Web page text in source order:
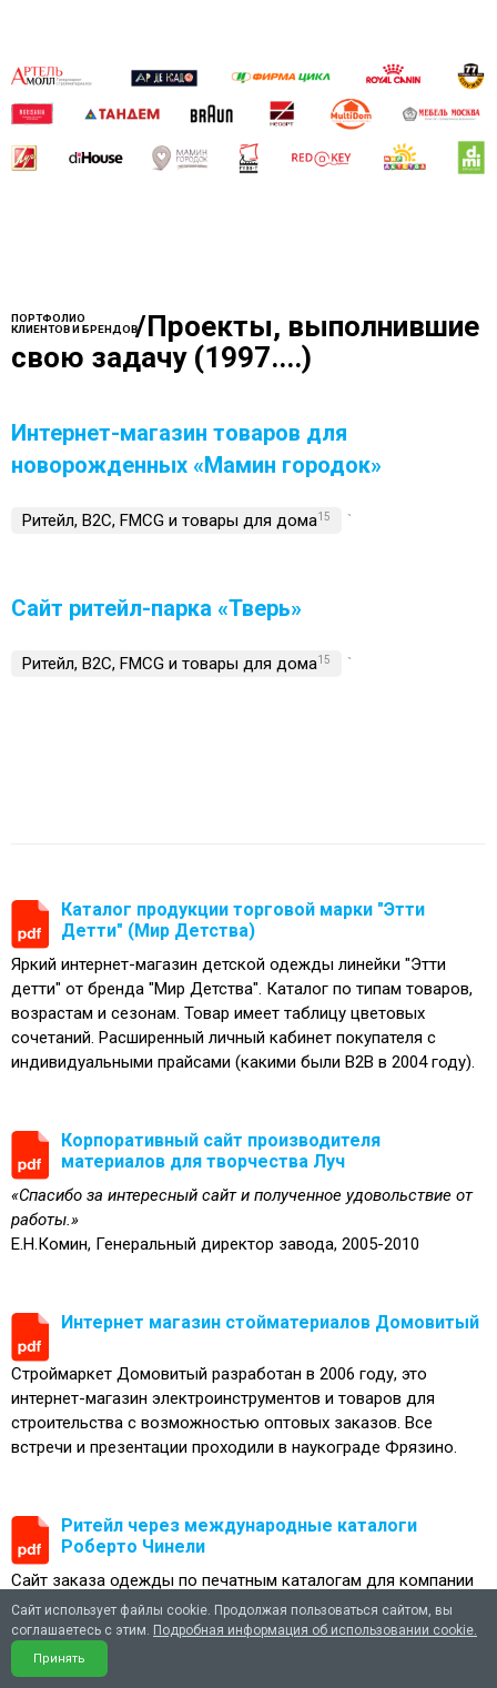
ПОРТФОЛИО
КЛИЕНТОВ И БРЕНДОВ/Проекты, выполнившие
свою задачу (1997....)
Интернет-магазин товаров для
новорожденных «Мамин городок»
Ритейл, B2C, FMCG и товары для дома15 `
Сайт ритейл-парка «Тверь»
Ритейл, B2C, FMCG и товары для дома15 `
Каталог продукции торговой марки "Этти
Детти" (Мир Детства)
Яркий интернет-магазин детской одежды линейки "Этти
детти" от бренда "Мир Детства". Каталог по типам товаров,
возрастам и сезонам. Товар имеет таблицу цветовых
сочетаний. Расширенный личный кабинет покупателя с
индивидуальными прайсами (какими были B2B в 2004 году).
Корпоративный сайт производителя
материалов для творчества Луч
«Спасибо за интересный сайт и полученное удовольствие от
работы.»
Е.Н.Комин, Генеральный директор завода, 2005-2010
Интернет магазин стойматериалов Домовитый
Строймаркет Домовитый разработан в 2006 году, это
интернет-магазин электроинструментов и товаров для
строительства с возможностью оптовых заказов. Все
встречи и презентации проходили в наукограде Фрязино.
Ритейл через международные каталоги
Роберто Чинели
Сайт заказа одежды по печатным каталогам для компании
Роберто Чинелли по дизайну максимально приближен к
самому популярному в 2007 году каталогу Quelle. Выбор
товаров из более 100 каталогов в сезон, более 10
миллионов вещей. Интерактивная примерочная.
Сайт использует файлы cookie. Продолжая пользоваться сайтом, вы
соглашаетесь с этим. Подробная информация об использовании cookie.
Принять